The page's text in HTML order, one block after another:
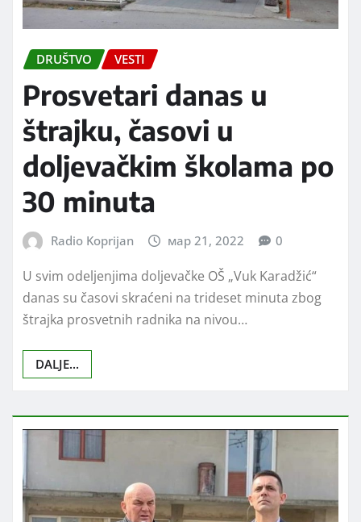
DRUŠTVO VESTI
Prosvetari danas u
štrajku, časovi u
doljevačkim školama po
30 minuta
Radio Koprijan мар 21, 2022 0
U svim odeljenjima doljevačke OŠ „Vuk Karadžić“
danas su časovi skraćeni na trideset minuta zbog
štrajka prosvetnih radnika na nivou…
DALJE...